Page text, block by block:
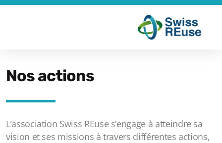
Nos actions
L’association Swiss REuse s’engage à atteindre sa
vision et ses missions à travers différentes actions,
Nos missions